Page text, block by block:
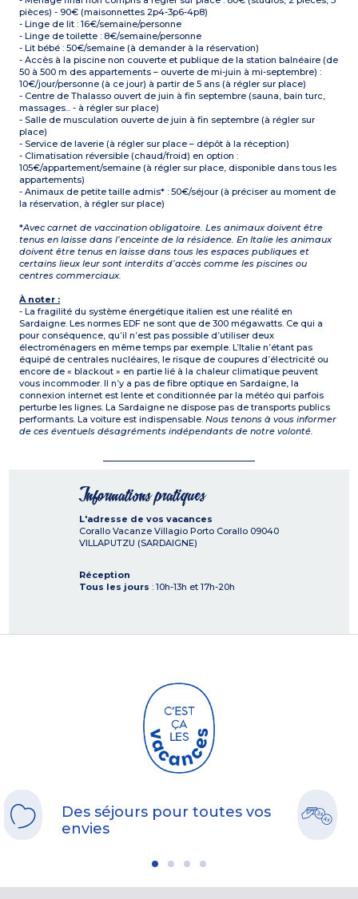
pièces) - 90€ (maisonnettes 2p4-3p6-4p8)
- Linge de lit : 16€/semaine/personne
- Linge de toilette : 8€/semaine/personne
- Lit bébé : 50€/semaine (à demander à la réservation)
- Accès à la piscine non couverte et publique de la station balnéaire (de
50 à 500 m des appartements – ouverte de mi-juin à mi-septembre) :
10€/jour/personne (à ce jour) à partir de 5 ans (à régler sur place)
- Centre de Thalasso ouvert de juin à fin septembre (sauna, bain turc,
massages... - à régler sur place)
- Salle de musculation ouverte de juin à fin septembre (à régler sur
place)
- Service de laverie (à régler sur place – dépôt à la réception)
- Climatisation réversible (chaud/froid) en option :
105€/appartement/semaine (à régler sur place, disponible dans tous les
appartements)
- Animaux de petite taille admis* : 50€/séjour (à préciser au moment de
la réservation, à régler sur place)
*Avec carnet de vaccination obligatoire. Les animaux doivent être
tenus en laisse dans l’enceinte de la résidence. En Italie les animaux
doivent être tenus en laisse dans tous les espaces publiques et
certains lieux leur sont interdits d’accès comme les piscines ou
centres commerciaux.
À noter :
- La fragilité du système énergétique italien est une réalité en
Sardaigne. Les normes EDF ne sont que de 300 mégawatts. Ce qui a
pour conséquence, qu’il n’est pas possible d’utiliser deux
électroménagers en même temps par exemple. L’Italie n’étant pas
équipé de centrales nucléaires, le risque de coupures d’électricité ou
encore de « blackout » en partie lié à la chaleur climatique peuvent
vous incommoder. Il n’y a pas de fibre optique en Sardaigne, la
connexion internet est lente et conditionnée par la météo qui parfois
perturbe les lignes. La Sardaigne ne dispose pas de transports publics
performants. La voiture est indispensable.Nous tenons à vous informer
de ces éventuels désagréments indépendants de notre volonté.
Informations pratiques
L'adresse de vos vacances
Corallo Vacanze Villagio Porto Corallo 09040
VILLAPUTZU (SARDAIGNE)
Réception
Tous les jours : 10h-13h et 17h-20h
Des séjours pour toutes vos
envies